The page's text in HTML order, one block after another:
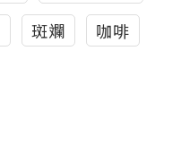
斑斕 咖啡